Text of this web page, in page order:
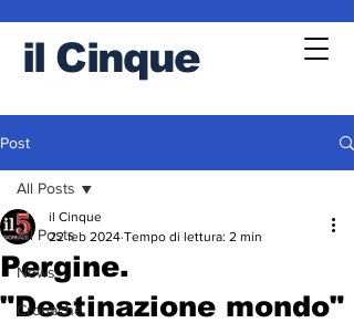
il Cinque
Post
All Posts
News
Cronache
All Posts
Pergine.
"Destinazione mondo"
il Cinque
22 feb 2024 Tempo di lettura: 2 min